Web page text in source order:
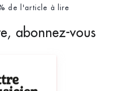
de l'article à lire
abonnez-vous